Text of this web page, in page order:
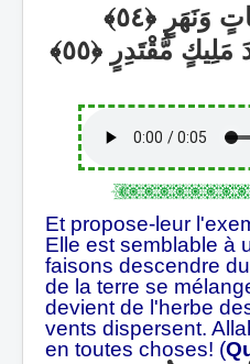
وَنَهَرٍ
مُّقْتَدِرٍ
Et propose-leur
Elle est semblable à
faisons descendre
de la terre se
devient de l'herbe
vents dispersent.
en toutes choses! (